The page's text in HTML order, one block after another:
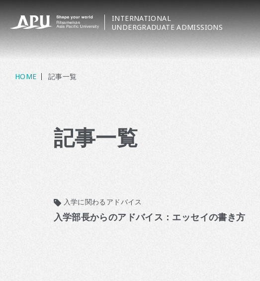
INTERNATIONAL
UNDERGRADUATE ADMISSIONS
HOME 記事一覧
記事一覧
入学に関わるアドバイス
入学部長からのアドバイス：エッセイの書き方